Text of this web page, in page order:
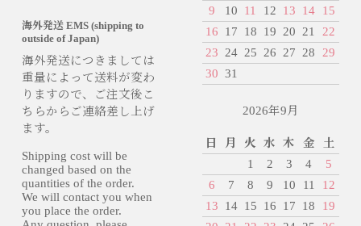
海外発送 EMS (shipping to
outside of Japan)
海外発送につきましては
重量によって送料が変わ
りますので、ご注文後こ
ちらからご連絡差し上げ
ます。
Shipping cost will be
changed based on the
quantities of the order.
We will contact you when
you place the order.
9
10 11 12 13 14
15
16
17 18 19 20 21
22
23
24 25 26 27 28
29
30 31
2026年9月
日 月 火 水 木 金
土
1
2 3 4
5
6
7 8 9 10 11
12
13
14 15 16 17 18
19